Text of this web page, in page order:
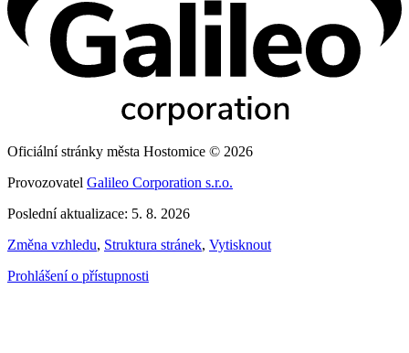
Oficiální stránky města Hostomice © 2026
Provozovatel Galileo Corporation s.r.o.
Poslední aktualizace: 5. 8. 2026
Změna vzhledu, Struktura stránek, Vytisknout
Prohlášení o přístupnosti